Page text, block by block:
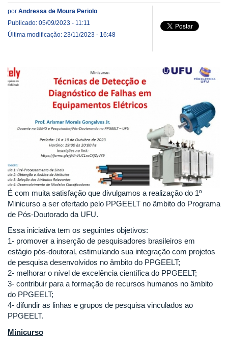
por Andressa de Moura Periolo
Publicado: 05/09/2023 - 11:11
Última modificação: 23/11/2023 - 16:48
É com muita satisfação que divulgamos a realização do 1º
Minicurso a ser ofertado pelo PPGEELT no âmbito do Programa
de Pós-Doutorado da UFU.
Essa iniciativa tem os seguintes objetivos:
1- promover a inserção de pesquisadores brasileiros em
estágio pós-doutoral, estimulando sua integração com projetos
de pesquisa desenvolvidos no âmbito do PPGEELT;
2- melhorar o nível de excelência científica do PPGEELT;
3- contribuir para a formação de recursos humanos no âmbito
do PPGEELT;
4- difundir as linhas e grupos de pesquisa vinculados ao
PPGEELT.
Minicurso